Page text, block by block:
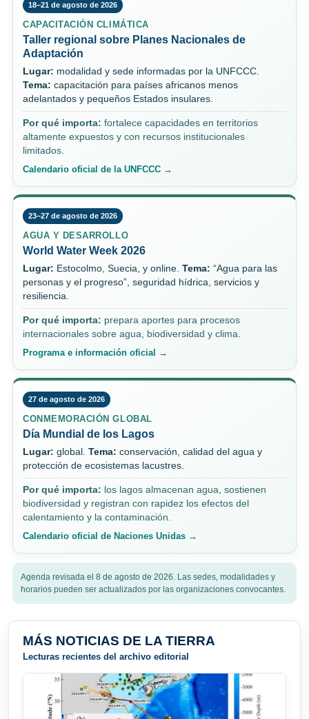
18–21 de agosto de 2026
CAPACITACIÓN CLIMÁTICA
Taller regional sobre Planes Nacionales de
Adaptación
Lugar: modalidad y sede informadas por la UNFCCC.
Tema: capacitación para países africanos menos
adelantados y pequeños Estados insulares.
Por qué importa: fortalece capacidades en territorios
altamente expuestos y con recursos institucionales
limitados.
Calendario oficial de la UNFCCC →
23–27 de agosto de 2026
AGUA Y DESARROLLO
World Water Week 2026
Lugar: Estocolmo, Suecia, y online. Tema: “Agua para las
personas y el progreso”, seguridad hídrica, servicios y
resiliencia.
Por qué importa: prepara aportes para procesos
internacionales sobre agua, biodiversidad y clima.
Programa e información oficial →
27 de agosto de 2026
CONMEMORACIÓN GLOBAL
Día Mundial de los Lagos
Lugar: global. Tema: conservación, calidad del agua y
protección de ecosistemas lacustres.
Por qué importa: los lagos almacenan agua, sostienen
biodiversidad y registran con rapidez los efectos del
calentamiento y la contaminación.
Calendario oficial de Naciones Unidas →
Agenda revisada el 8 de agosto de 2026. Las sedes, modalidades y
horarios pueden ser actualizados por las organizaciones convocantes.
MÁS NOTICIAS DE LA TIERRA
Lecturas recientes del archivo editorial